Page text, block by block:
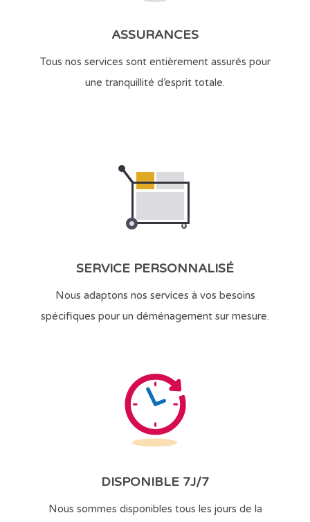
ASSURANCES
Tous nos services sont entièrement assurés pour
une tranquillité d’esprit totale.
SERVICE PERSONNALISÉ
Nous adaptons nos services à vos besoins
spécifiques pour un déménagement sur mesure.
DISPONIBLE 7J/7
Nous sommes disponibles tous les jours de la